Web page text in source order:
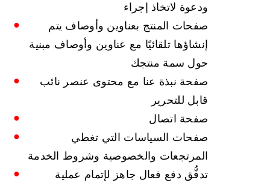
ودعوة لاتخاذ إجراء
صفحات المنتج بعناوين وأوصاف يتم
إنشاؤها تلقائيًا مع عناوين وأوصاف مبنية
حول سمة منتجك
صفحة نبذة عنا مع محتوى عنصر نائب
قابل للتحرير
صفحة اتصال
صفحات السياسات التي تغطي
المرتجعات والخصوصية وشروط الخدمة
تدفُّق دفع فعال جاهز لإتمام عملية